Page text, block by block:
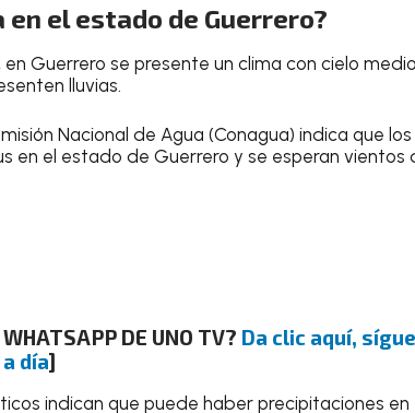
el estado de Guerrero?
en Guerrero se presente un clima con cielo
lluvias.
Nacional de Agua (Conagua) indica que
en el estado de Guerrero y se esperan vientos
WHATSAPP DE UNO TV? Da clic aquí,
día]
indican que puede haber precipitaciones en